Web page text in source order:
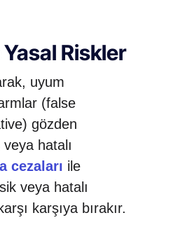
Riskler
uyum
(false
gözden
hatalı
cezaları ile
veya hatalı
karşıya bırakır.